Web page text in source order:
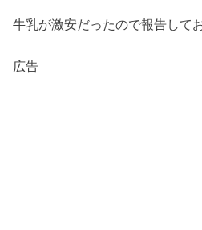
牛乳が激安だったので報告して
広告